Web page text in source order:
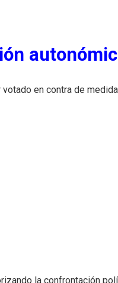
en contra de
la confrontación